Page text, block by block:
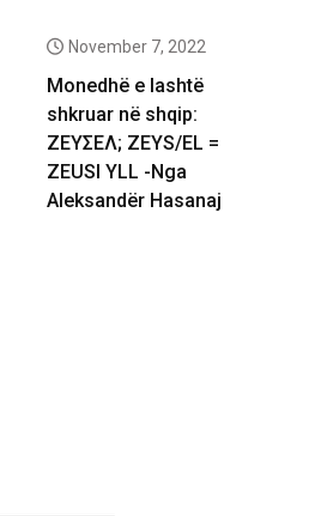
November 7, 2022
Monedhë e lashtë
shkruar në shqip:
ΖΕΥΣΕΛ; ZEYS/EL =
ZEUSI YLL -Nga
Aleksandër Hasanaj